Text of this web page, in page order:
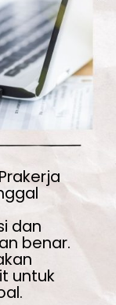
dan
benar.
untuk